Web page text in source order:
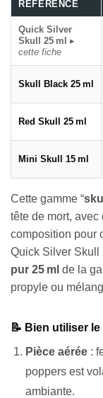
RÉFÉRENCE
Quick Silver
Skull 25 ml
▸
cette fiche
Skull Black 25 ml
Red Skull 25 ml
Mini Skull 15 ml
Cette gamme “skull
tête de mort,
composition pour
Quick Silver Skull
pur 25 ml de la
propyle ou
📝 Bien utiliser
Pièce aérée:
poppers est
ambiante.